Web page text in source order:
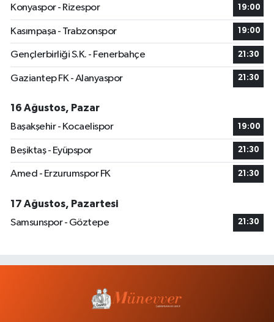
Konyaspor - Rizespor
19:00
Kasımpaşa - Trabzonspor 19:00
Gençlerbirliği S.K. - Fenerbahçe 21:30
Gaziantep FK - Alanyaspor 21:30
16 Ağustos, Pazar
Başakşehir - Kocaelispor
19:00
Beşiktaş - Eyüpspor 21:30
Amed - Erzurumspor FK 21:30
17 Ağustos, Pazartesi
Samsunspor - Göztepe
21:30